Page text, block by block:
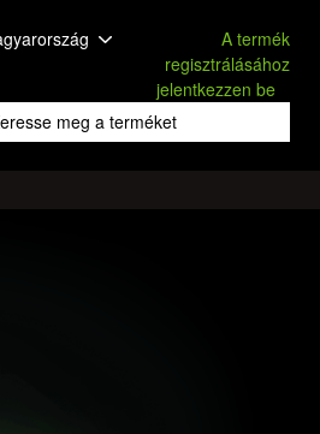
A termék
regisztrálásához
jelentkezzen be